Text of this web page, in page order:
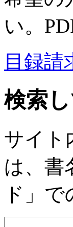
い。
目録請
検索
サイト
は、書
ド」